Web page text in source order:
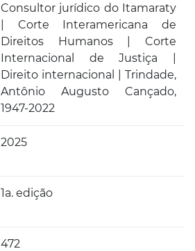
Consultor jurídico do Itamaraty
| Corte Interamericana de
Direitos Humanos | Corte
Internacional de Justiça |
Direito internacional | Trindade,
Antônio Augusto Cançado,
1947-2022
2025
1a. edição
472